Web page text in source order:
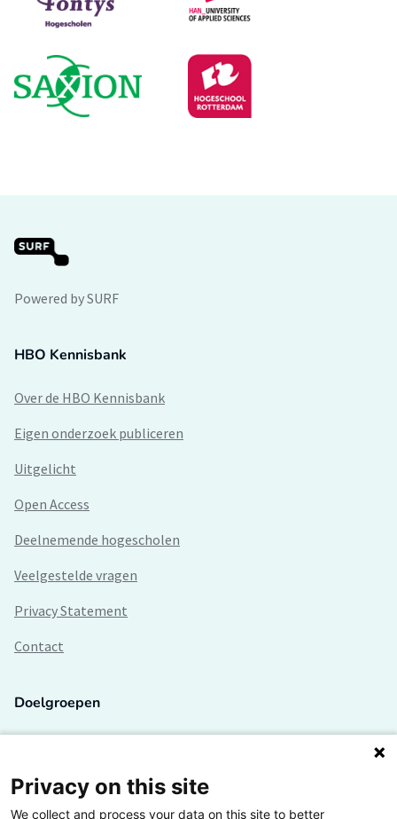
Powered by SURF
HBO Kennisbank
Over de HBO Kennisbank
Eigen onderzoek publiceren
Uitgelicht
Open Access
Deelnemende hogescholen
Veelgestelde vragen
Privacy Statement
Contact
Doelgroepen
Lectoren en onderzoekers
Privacy on this site
We collect and process your data on this site to better